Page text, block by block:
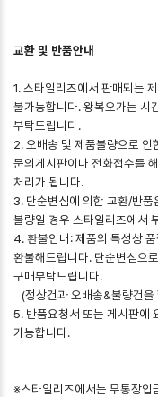
교환 및 반품안내
1. 스타일리즈에서 판매되는
불가능합니다. 왕복오가는 시
부탁드립니다.
2. 오배송 및 제품불량으로
문의게시판이나 전화접수를
처리가 됩니다.
3. 단순변심에 의한 교환/반품
불량일 경우 스타일리즈에서
4. 환불안내: 제품의 특성상
환불해드립니다. 단순변심으
구매부탁드립니다.
(정상건과 오배송&불량건을
5. 반품요청서 또는 게시판에
가능합니다.
※스타일리즈에서는 무통장입